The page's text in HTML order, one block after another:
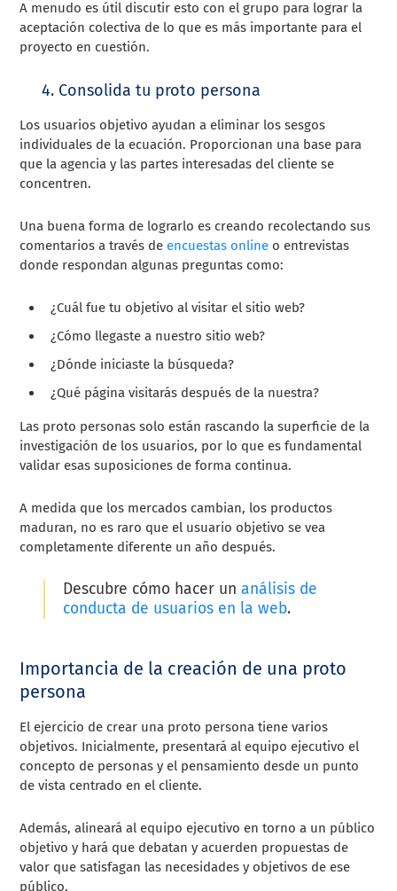
A menudo es útil discutir esto con el grupo para lograr la
aceptación colectiva de lo que es más importante para el
proyecto en cuestión.
4. Consolida tu proto persona
Los usuarios objetivo ayudan a eliminar los sesgos
individuales de la ecuación. Proporcionan una base para
que la agencia y las partes interesadas del cliente se
concentren.
Una buena forma de lograrlo es creando recolectando sus
comentarios a través de encuestas online o entrevistas
donde respondan algunas preguntas como:
¿Cuál fue tu objetivo al visitar el sitio web?
¿Cómo llegaste a nuestro sitio web?
¿Dónde iniciaste la búsqueda?
¿Qué página visitarás después de la nuestra?
Las proto personas solo están rascando la superficie de la
investigación de los usuarios, por lo que es fundamental
validar esas suposiciones de forma continua.
A medida que los mercados cambian, los productos
maduran, no es raro que el usuario objetivo se vea
completamente diferente un año después.
Descubre cómo hacer un análisis de
conducta de usuarios en la web.
Importancia de la creación de una proto
persona
El ejercicio de crear una proto persona tiene varios
objetivos. Inicialmente, presentará al equipo ejecutivo el
concepto de personas y el pensamiento desde un punto
de vista centrado en el cliente.
Además, alineará al equipo ejecutivo en torno a un público
objetivo y hará que debatan y acuerden propuestas de
valor que satisfagan las necesidades y objetivos de ese
público.